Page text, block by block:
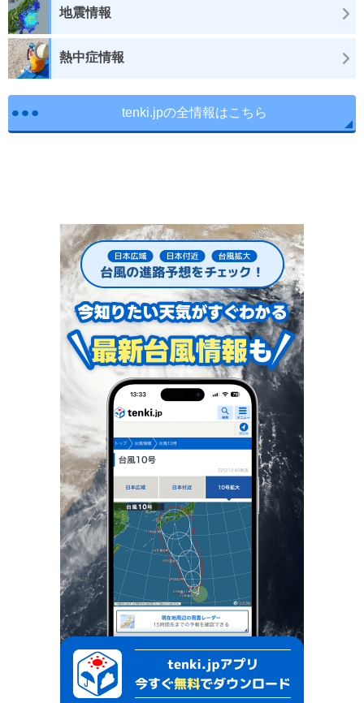
地震情報
熱中症情報
tenki.jpの全情報はこちら